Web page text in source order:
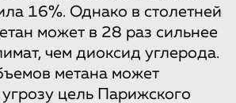
16%. Однако в столетней
может в 28 раз сильнее
чем диоксид углерода.
метана может
цель Парижского